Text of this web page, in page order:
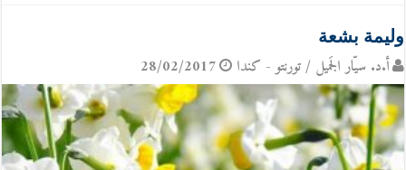
وليمة بشعة
أ.د. سيّار الجَميل / تورنتو - كندا 28/02/2017